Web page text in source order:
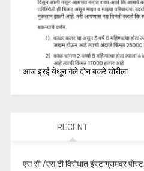
आज इरई येथून गेले दोन बकरे चोरीला
RECENT
एस सी /एस टी विरोधात इंस्टाग्रामवर पोस्ट